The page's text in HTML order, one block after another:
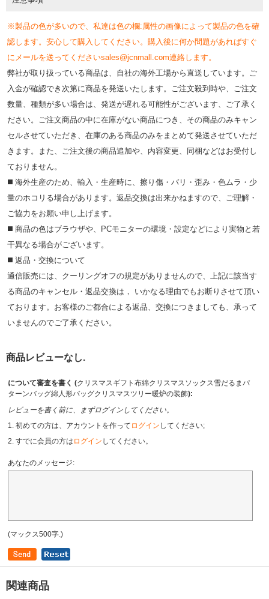
※製品の色が多いので、私達は色の欄:属性の画像によって製品の色を確
認します。安心して購入してください。購入後に何か問題があればすぐ
にメールを送ってくださいsales@jcnmall.com連絡します。
弊社が取り扱っている商品は、自社の海外工場から直送しています。ご
入金が確認でき次第に商品を発送いたします。ご注文殺到時や、ご注文
数量、種類が多い場合は、発送が遅れる可能性がございます、ご了承く
ださい。ご注文商品の中に在庫がない商品につき、その商品のみキャン
セルさせていただき、在庫のある商品のみをまとめて発送させていただ
きます。また、ご注文後の商品追加や、内容変更、同梱などはお受付し
ておりません。
◼️ 海外⽣産のため、輸⼊・⽣産時に、擦り傷・バリ・歪み・色ムラ・少
量のホコリる場合があります。返品交換は出来かねますので、ご理解・
ご協⼒をお願い申し上げます。
◼️ 商品の⾊はブラウザや、PCモニターの環境・設定などにより実物と若
⼲異なる場合がございます。
◼️ 返品・交換について
通信販売には、クーリングオフの規定がありませんので、上記に該当す
る商品のキャンセル・返品交換は， いかなる理由でもお断りさせて頂い
ております。お客様のご都合による返品、交換につきましても、承って
いませんのでご了承ください。
商品レビューなし.
について審査を書く (クリスマスギフト布綿クリスマスソックス雪だるまパ
ターンバッグ綿人形バッグクリスマスツリー暖炉の装飾):
レビューを書く前に、まずログインしてください。
1. 初めての方は、アカウントを作って ログイン してください;
2. すでに会員の方は ログイン してください。
あなたのメッセージ:
(マックス500字.)
関連商品